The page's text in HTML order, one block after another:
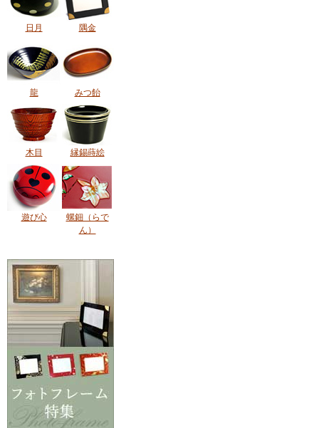
日月 隅金
龍 みつ飴
木目 縁錫蒔絵
遊び心
螺鈿（らで
ん）